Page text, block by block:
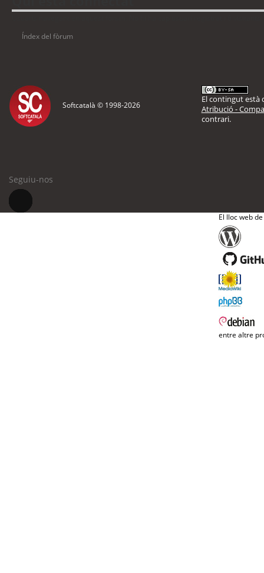
Índex del fòrum
Softcatalà © 1998-2026
El contingut està
Atribució -
contrari.
Seguiu-nos
El lloc web
entre altre